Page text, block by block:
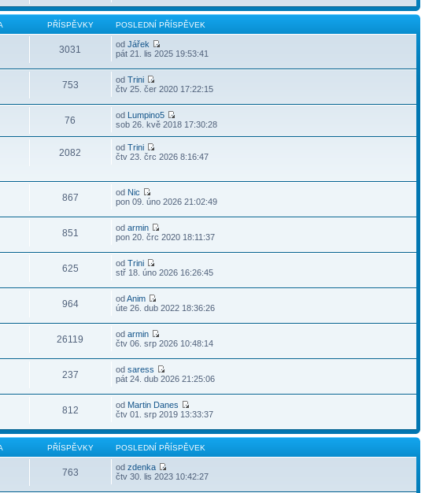
PŘÍSPĚVKY POSLEDNÍ PŘÍSPĚVEK
3031 odJářek
pát 21. lis 2025 19:53:41
753 odTrini
čtv 25. čer 2020 17:22:15
76 od Lumpino5
sob 26. kvě 2018 17:30:28
2082 odTrini
čtv 23. črc 2026 8:16:47
867 od Nic
pon 09. úno 2026 21:02:49
851 odarmin
pon 20. črc 2020 18:11:37
625 odTrini
stř 18. úno 2026 16:26:45
964 odAnim
úte 26. dub 2022 18:36:26
26119 odarmin
čtv 06. srp 2026 10:48:14
237 odsaress
pát 24. dub 2026 21:25:06
812 od Martin Danes
čtv 01. srp 2019 13:33:37
PŘÍSPĚVKY POSLEDNÍ PŘÍSPĚVEK
763 odzdenka
čtv 30. lis 2023 10:42:27